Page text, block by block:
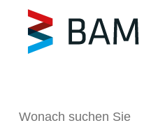
BAM
Wonach suchen Sie